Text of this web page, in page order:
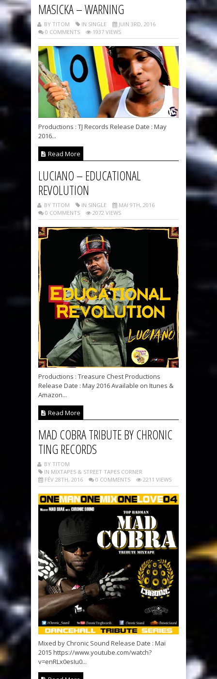
MASICKA – WARNING
BY TITOM IN SINGLE
JUIN 3RD, 2016
0 COMMENTS
1937 VIEWS
Productions : TJ Records Release Date : May
2016...
Read More
LUCIANO – EDUCATIONAL
REVOLUTION
BY TITOM IN SINGLE
MAI 9TH, 2016
0 COMMENTS
2072 VIEWS
Productions : Treasure Chest Productions
Release Date : May 2016 Available on Itunes &
Amazon...
Read More
MAD COBRA TRIBUTE BY CHRONIC
TING RECORDS
BY TITOM
IN MIXTAPES & STREET TAPES CORNER
FÉV 28TH, 2016
0 COMMENTS 2211 VIEWS
Mixed by Chronic Sound Release Date : Mai
2015 https://www.youtube.com/watch?
v=enRLx0esIu0...